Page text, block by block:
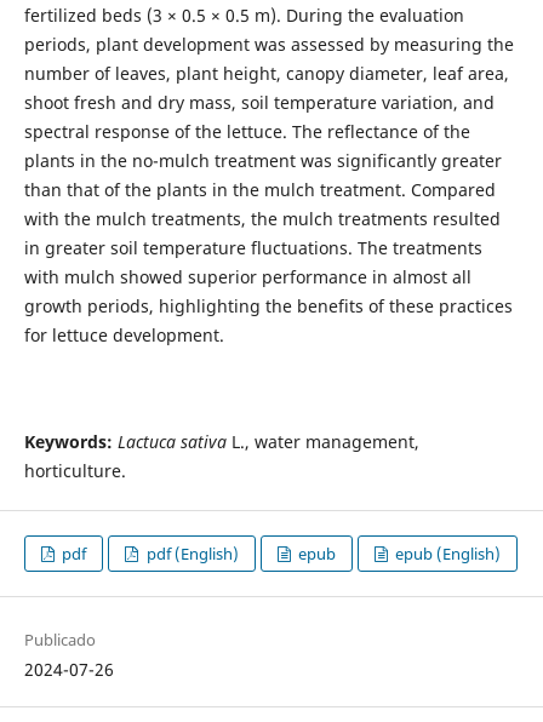
fertilized beds (3 × 0.5 × 0.5 m). During the evaluation
periods, plant development was assessed by measuring the
number of leaves, plant height, canopy diameter, leaf area,
shoot fresh and dry mass, soil temperature variation, and
spectral response of the lettuce. The reflectance of the
plants in the no-mulch treatment was significantly greater
than that of the plants in the mulch treatment. Compared
with the mulch treatments, the mulch treatments resulted
in greater soil temperature fluctuations. The treatments
with mulch showed superior performance in almost all
growth periods, highlighting the benefits of these practices
for lettuce development.
Keywords: Lactuca sativaL., water management,
horticulture.
pdf pdf (English) epub epub (English)
Publicado
2024-07-26